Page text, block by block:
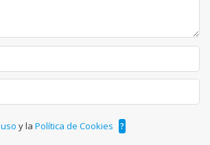
usoy laPolítica de Cookies ?